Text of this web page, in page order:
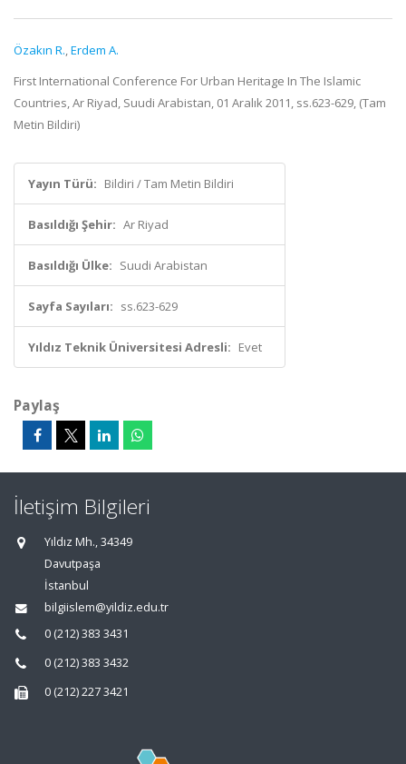
Özakın R.,Erdem A.
First International Conference For Urban Heritage In The Islamic
Countries, Ar Riyad, Suudi Arabistan, 01 Aralık 2011, ss.623-629, (Tam
Metin Bildiri)
Yayın Türü: Bildiri / Tam Metin Bildiri
Basıldığı Şehir: Ar Riyad
Basıldığı Ülke: Suudi Arabistan
Sayfa Sayıları: ss.623-629
Yıldız Teknik Üniversitesi Adresli: Evet
Paylaş
İletişim Bilgileri
Yıldız Mh., 34349
Davutpaşa
İstanbul
bilgiislem@yildiz.edu.tr
0 (212) 383 3431
0 (212) 383 3432
0 (212) 227 3421